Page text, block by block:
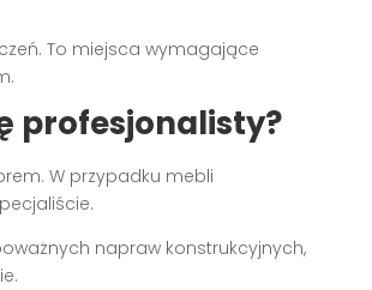
To miejsca wymagające
profesjonalisty?
W przypadku mebli
napraw konstrukcyjnych,